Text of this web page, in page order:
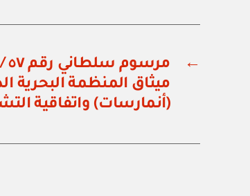
←
ميثاق المنظمة البحرية
(أنمارسات) واتفاقية